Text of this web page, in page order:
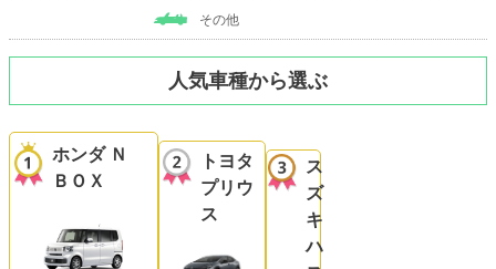
その他
人気車種から選ぶ
ホンダ Ｎ
ＢＯＸ
トヨタ
プリウ
ス
ス
ズ
キ
ハ